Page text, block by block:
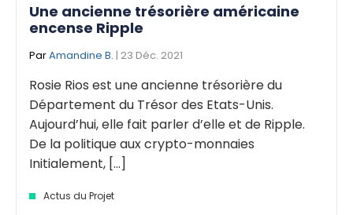
Une ancienne trésorière américaine
encense Ripple
ParAmandine B. | 23 Déc. 2021
Rosie Rios est une ancienne trésorière du
Département du Trésor des Etats-Unis.
Aujourd’hui, elle fait parler d’elle et de Ripple.
De la politique aux crypto-monnaies
Initialement, [...]
Actus du Projet